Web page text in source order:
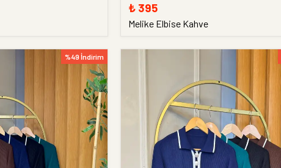
₺ 395
Melike Elbise Kahve
%49 İndirim